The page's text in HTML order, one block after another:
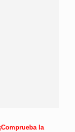
la